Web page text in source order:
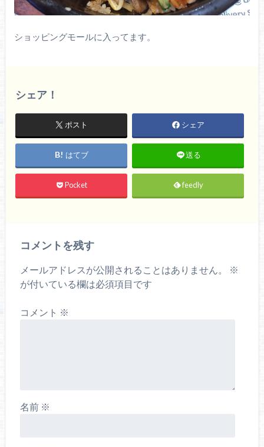
ショッピングモールに入ってます。
シェア！
ポスト シェア
はてブ 送る
Pocket feedly
コメントを残す
メールアドレスが公開されることはありません。
※
が付いている欄は必須項目です
コメント ※
名前 ※